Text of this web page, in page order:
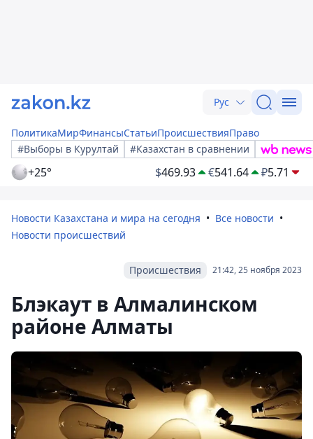
Рус
ПолитикаМирФинансыСтатьиПроисшествияПраво
#Выборы в Курултай
#Казахстан в сравнении
+25° $469.93 €541.64 ₽5.71
Новости Казахстана и мира на сегодня
Все новости
Новости происшествий
21:42, 25 ноября 2023
Происшествия
Блэкаут в Алмалинском
районе Алматы